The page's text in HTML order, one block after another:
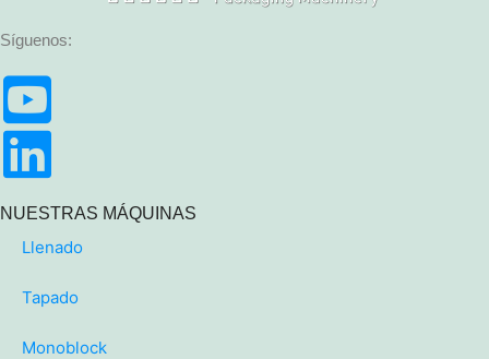
Síguenos:
NUESTRAS MÁQUINAS
Llenado
Tapado
Monoblock